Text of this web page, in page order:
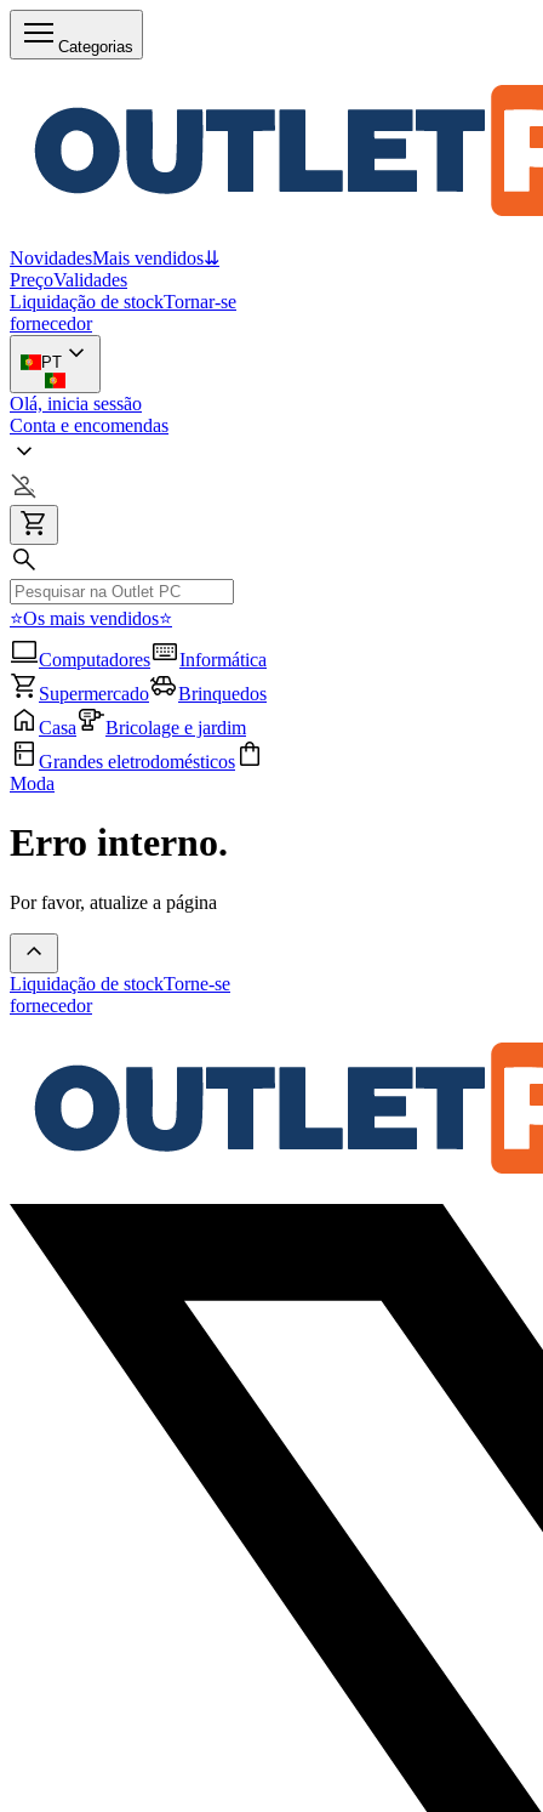
Categorias
NovidadesMais vendidos⇊
PreçoValidades
Liquidação de stockTornar-se
fornecedor
PT
Olá, inicia sessão
Conta e encomendas
⭐Os mais vendidos⭐
Computadores
Informática
Supermercado
Brinquedos
Casa
Bricolage e jardim
Grandes eletrodomésticos
Moda
Erro interno.
Por favor, atualize a página
Liquidação de stockTorne-se
fornecedor